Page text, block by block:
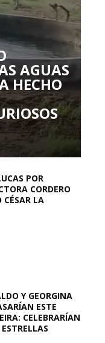
AGUAS
HECHO
POR
CORDERO
CÉSAR LA
Y GEORGINA
ESTE
CELEBRARÍAN